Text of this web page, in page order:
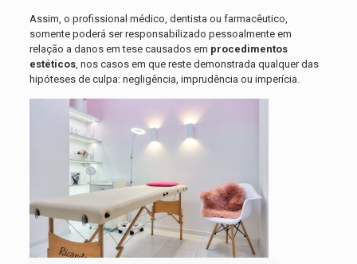
Assim, o profissional médico, dentista ou farmacêutico,
somente poderá ser responsabilizado pessoalmente em
relação a danos em tese causados em procedimentos
estéticos, nos casos em que reste demonstrada qualquer das
hipóteses de culpa: negligência, imprudência ou imperícia.